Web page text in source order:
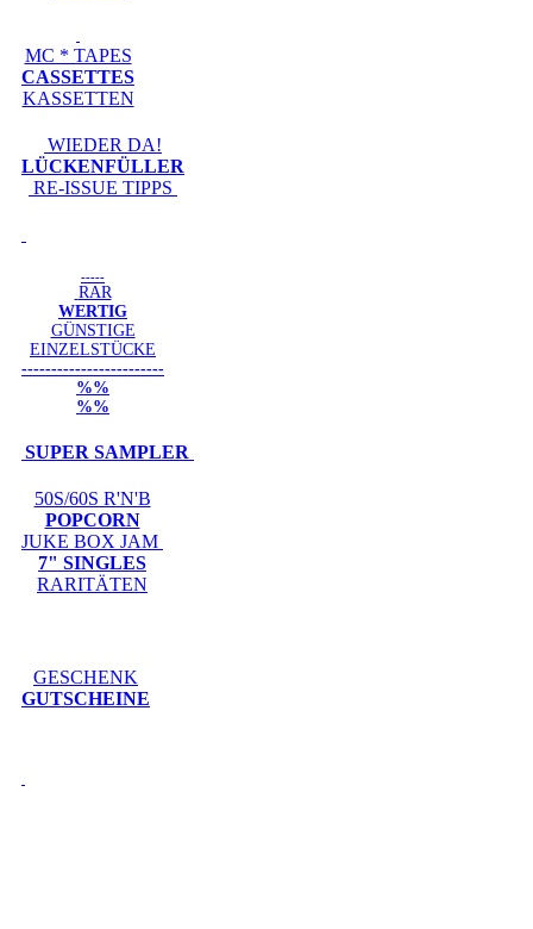
MC * TAPES
CASSETTES
KASSETTEN
WIEDER DA!
LÜCKENFÜLLER
RE-ISSUE TIPPS
-----
RAR
WERTIG
GÜNSTIGE
EINZELSTÜCKE
------------------------
%%
%%
SUPER SAMPLER
50S/60S R'N'B
POPCORN
JUKE BOX JAM
7" SINGLES
RARITÄTEN
GESCHENK
GUTSCHEINE